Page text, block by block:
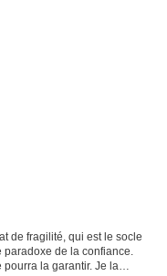
de fragilité, qui est le socle
de la confiance.
la garantir. Je la